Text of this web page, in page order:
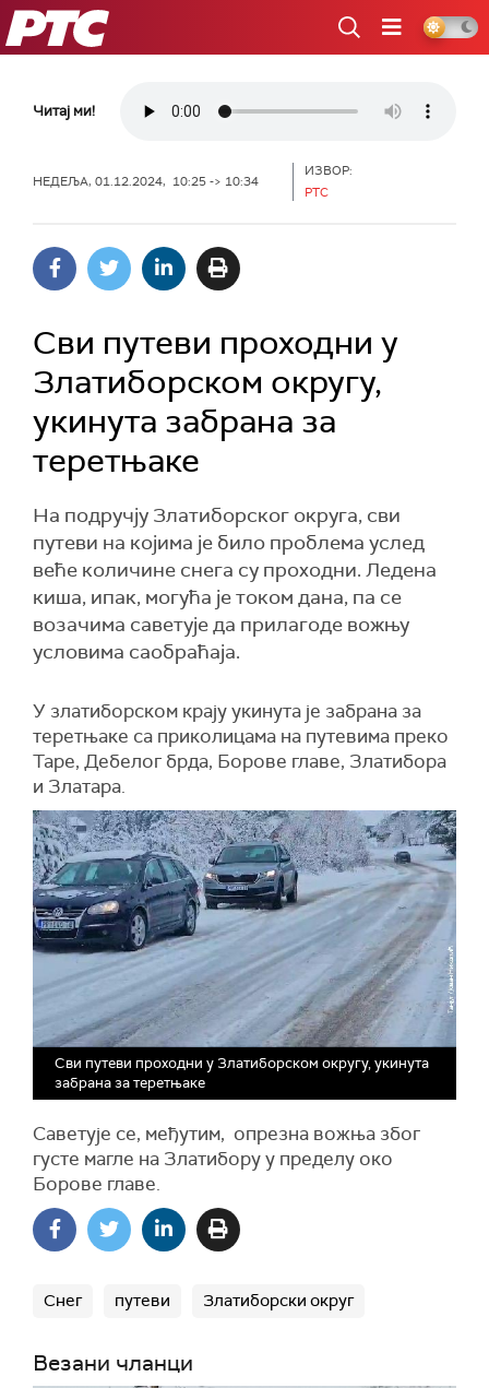
РТС
Читај ми!
НЕДЕЉА, 01.12.2024, 10:25 -> 10:34
ИЗВОР:
РТС
Сви путеви проходни у
Златиборском округу,
укинута забрана за
теретњаке
На подручју Златиборског округа, сви
путеви на којима је било проблема услед
веће количине снега су проходни. Ледена
киша, ипак, могућа је током дана, па се
возачима саветује да прилагоде вожњу
условима саобраћаја.
У златиборском крају укинута је забрана за
теретњаке са приколицама на путевима преко
Таре, Дебелог брда, Борове главе, Златибора
и Златара.
Сви путеви проходни у Златиборском округу, укинута
забрана за теретњаке
Саветује се, међутим, опрезна вожња због
густе магле на Златибору у пределу око
Борове главе.
Снег путеви Златиборски округ
Везани чланци